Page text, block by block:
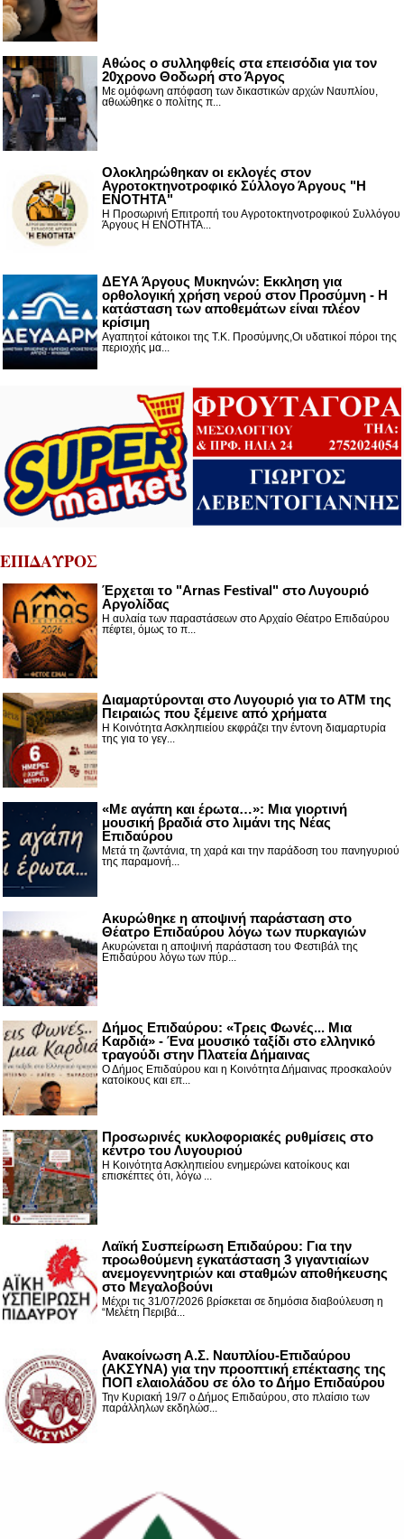
Αθώος ο συλληφθείς στα επεισόδια για τον
20χρονο Θοδωρή στο Άργος
Με ομόφωνη απόφαση των δικαστικών αρχών Ναυπλίου,
αθωώθηκε ο πολίτης π...
Ολοκληρώθηκαν οι εκλογές στον
Αγροτοκτηνοτροφικό Σύλλογο Άργους "Η
ΕΝΟΤΗΤΑ"
Η Προσωρινή Επιτροπή του Αγροτοκτηνοτροφικού Συλλόγου
Άργους Η ΕΝΟΤΗΤΑ...
ΔΕΥΑ Άργους Μυκηνών: Εκκληση για
ορθολογική χρήση νερού στον Προσύμνη - Η
κατάσταση των αποθεμάτων είναι πλέον
κρίσιμη
Αγαπητοί κάτοικοι της Τ.Κ. Προσύμνης,Οι υδατικοί πόροι της
περιοχής μα...
ΕΠΙΔΑΥΡΟΣ
Έρχεται το "Arnas Festival" στο Λυγουριό
Αργολίδας
Η αυλαία των παραστάσεων στο Αρχαίο Θέατρο Επιδαύρου
πέφτει, όμως το π...
Διαμαρτύρονται στο Λυγουριό για το ΑΤΜ της
Πειραιώς που ξέμεινε από χρήματα
Η Κοινότητα Ασκληπιείου εκφράζει την έντονη διαμαρτυρία
της για το γεγ...
«Με αγάπη και έρωτα…»: Μια γιορτινή
μουσική βραδιά στο λιμάνι της Νέας
Επιδαύρου
Μετά τη ζωντάνια, τη χαρά και την παράδοση του πανηγυριού
της παραμονή...
Ακυρώθηκε η αποψινή παράσταση στο
Θέατρο Επιδαύρου λόγω των πυρκαγιών
Ακυρώνεται η αποψινή παράσταση του Φεστιβάλ της
Επιδαύρου λόγω των πύρ...
Δήμος Επιδαύρου: «Τρεις Φωνές... Μια
Καρδιά» - Ένα μουσικό ταξίδι στο ελληνικό
τραγούδι στην Πλατεία Δήμαινας
Ο Δήμος Επιδαύρου και η Κοινότητα Δήμαινας προσκαλούν
κατοίκους και επ...
Προσωρινές κυκλοφοριακές ρυθμίσεις στο
κέντρο του Λυγουριού
Η Κοινότητα Ασκληπιείου ενημερώνει κατοίκους και
επισκέπτες ότι, λόγω ...
Λαϊκή Συσπείρωση Επιδαύρου: Για την
προωθούμενη εγκατάσταση 3 γιγαντιαίων
ανεμογεννητριών και σταθμών αποθήκευσης
στο Μεγαλοβούνι
Μέχρι τις 31/07/2026 βρίσκεται σε δημόσια διαβούλευση η
“Μελέτη Περιβά...
Ανακοίνωση Α.Σ. Ναυπλίου-Επιδαύρου
(ΑΚΣΥΝΑ) για την προοπτική επέκτασης της
ΠΟΠ ελαιολάδου σε όλο το Δήμο Επιδαύρου
Την Κυριακή 19/7 ο Δήμος Επιδαύρου, στο πλαίσιο των
παράλληλων εκδηλώσ...